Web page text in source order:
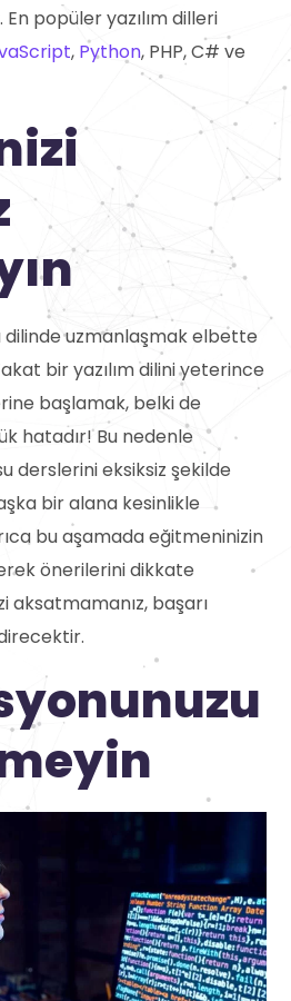
popüler yazılım dilleri
, Python, PHP, C# ve
uzmanlaşmak elbette
bir yazılım dilini yeterince
başlamak, belki de
hatadır! Bu nedenle
derslerini eksiksiz şekilde
bir alana kesinlikle
bu aşamada eğitmeninizin
önerilerini dikkate
aksatmamanız, başarı